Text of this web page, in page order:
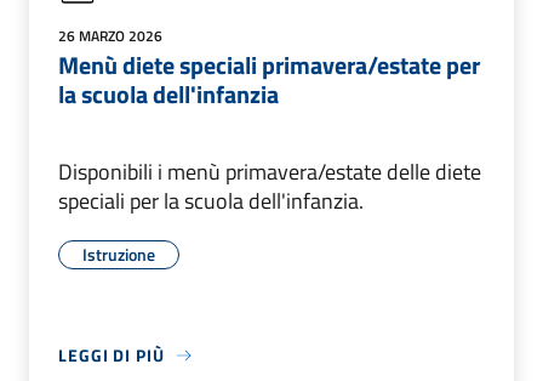
26 MARZO 2026
Menù diete speciali primavera/estate per
la scuola dell'infanzia
Disponibili i menù primavera/estate delle diete
speciali per la scuola dell'infanzia.
Istruzione
LEGGI DI PIÙ